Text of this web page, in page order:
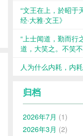
“文王在上，於昭于
经·大雅·文王》
“上士闻道，勤而行
道，大笑之。不笑
人为什么内耗，内
归档
2026年7月 (1)
2026年3月 (2)